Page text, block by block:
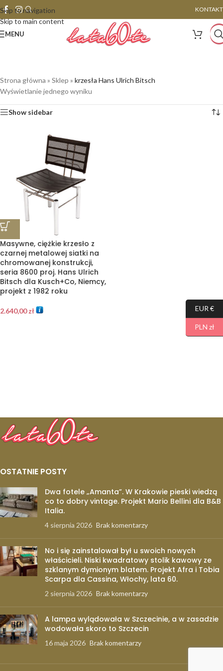
Skip to navigation
Skip to main content
KONTAKT
MENU
Strona główna » Sklep » krzesła Hans Ulrich Bitsch
Wyświetlanie jednego wyniku
Show sidebar
Masywne, ciężkie krzesło z
czarnej metalowej siatki na
chromowanej konstrukcji,
seria 8600 proj. Hans Ulrich
Bitsch dla Kusch+Co, Niemcy,
projekt z 1982 roku
2.640,00zł
OSTATNIE POSTY
Dwa fotele „Amanta”. W Krakowie pieski wiedzą
co to dobry vintage. Projekt Mario Bellini dla B&B
Italia.
4 sierpnia 2026 Brak komentarzy
No i się zainstalował był u swoich nowych
właścicieli. Niski kwadratowy stolik kawowy ze
szklanym dymionym blatem. Projekt Afra i Tobia
Scarpa dla Cassina, Włochy, lata 60.
2 sierpnia 2026 Brak komentarzy
A lampa wylądowała w Szczecinie, a w zasadzie
wodowała skoro to Szczecin
16 maja 2026 Brak komentarzy
EUR €
PLN zł